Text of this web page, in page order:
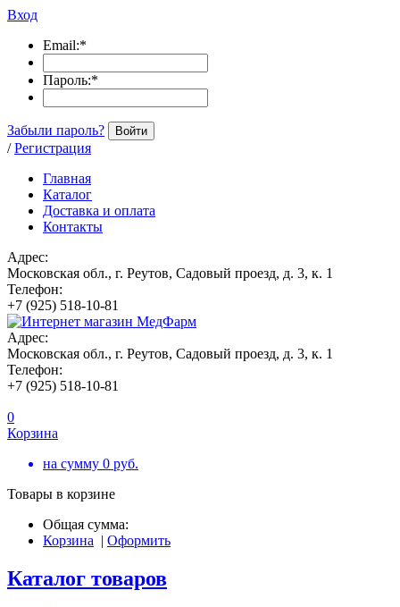
Вход
Email:*
Пароль:*
Забыли пароль? Войти
/ Регистрация
Главная
Каталог
Доставка и оплата
Контакты
Адрес:
Московская обл., г. Реутов, Садовый проезд, д. 3, к. 1
Телефон:
+7 (925) 518-10-81
Адрес:
Московская обл., г. Реутов, Садовый проезд, д. 3, к. 1
Телефон:
+7 (925) 518-10-81
0
Корзина
на сумму 0 руб.
Товары в корзине
Общая сумма:
Корзина | Оформить
Каталог товаров